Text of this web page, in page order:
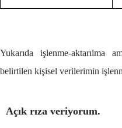
Yukarıda işlenme-aktarılma
belirtilen kişisel verilerimin
Açık rıza veriyorum.